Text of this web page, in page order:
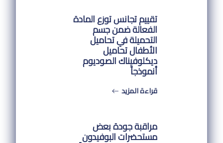
تقييم تجانس توزع المادة
الفعالة ضمن جسم
التحميلة في تحاميل
الأطفال تحاميل
ديكلوفيناك الصوديوم
أنموذجاً
قراءة المزيد
مراقبة جودة بعض
مستحضرات البوفيدون